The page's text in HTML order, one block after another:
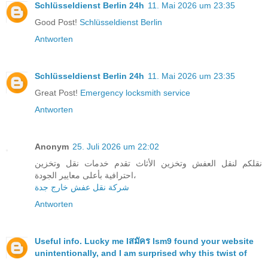
Schlüsseldienst Berlin 24h 11. Mai 2026 um 23:35
Good Post! Schlüsseldienst Berlin
Antworten
Schlüsseldienst Berlin 24h 11. Mai 2026 um 23:35
Great Post! Emergency locksmith service
Antworten
Anonym 25. Juli 2026 um 22:02
نقلكم لنقل العفش وتخزين الأثاث تقدم خدمات نقل وتخزين
احترافية بأعلى معايير الجودة،
شركة نقل عفش خارج جدة
Antworten
Useful info. Lucky me Iสมัคร lsm9 found your website
unintentionally, and I am surprised why this twist of